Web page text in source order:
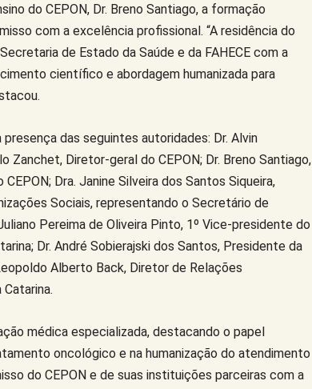
do CEPON, Dr. Breno Santiago, a formação
com a excelência profissional. “A residência do
de Estado da Saúde e da FAHECE com a
científico e abordagem humanizada para
das seguintes autoridades: Dr. Alvin
Zanchet, Diretor-geral do CEPON; Dr. Breno Santiago,
Dra. Janine Silveira dos Santos Siqueira,
Sociais, representando o Secretário de
Pereima de Oliveira Pinto, 1º Vice-presidente do
Dr. André Sobierajski dos Santos, Presidente da
Alberto Back, Diretor de Relações
médica especializada, destacando o papel
oncológico e na humanização do atendimento
do CEPON e de suas instituições parceiras com a